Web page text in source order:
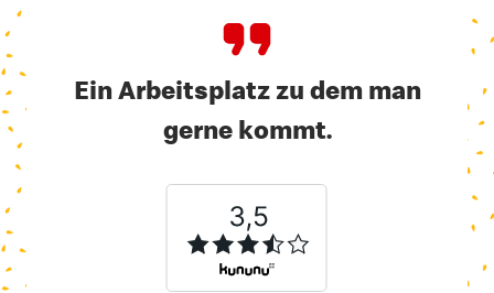
Ein Arbeitsplatz zu dem man
gerne kommt.